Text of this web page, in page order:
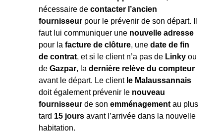
nécessaire de contacter l’ancien
fournisseur pour le prévenir de son départ. Il
faut lui communiquer une nouvelle adresse
pour la facture de clôture, une date de fin
de contrat, et si le client n’a pas de Linky ou
de Gazpar, la dernière relève du compteur
avant le départ. Le client le Malaussannais
doit également prévenir le nouveau
fournisseur de son emménagement au plus
tard 15 jours avant l’arrivée dans la nouvelle
habitation.